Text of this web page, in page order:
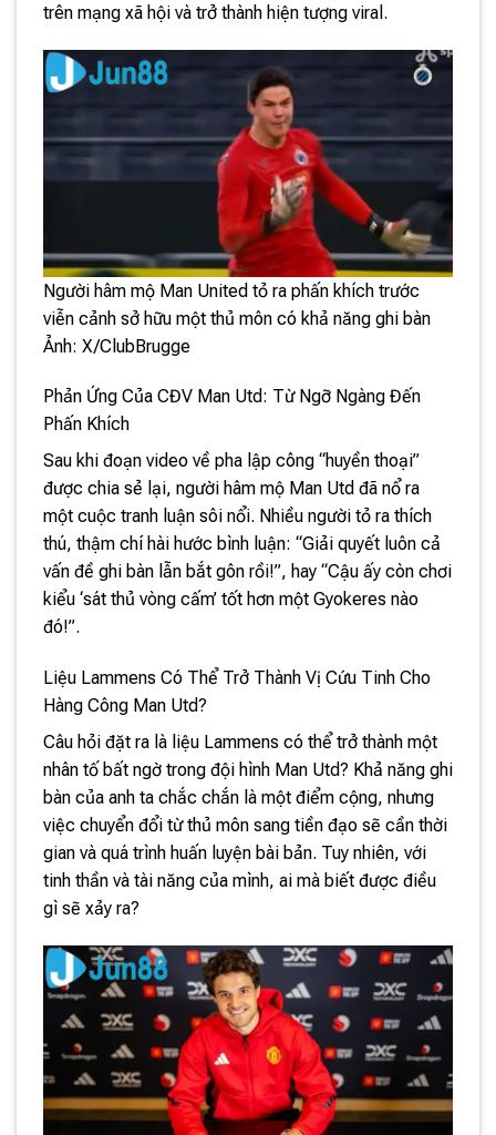
trên mạng xã hội và trở thành hiện tượng viral.
Người hâm mộ Man United tỏ ra phấn khích trước
viễn cảnh sở hữu một thủ môn có khả năng ghi bàn
Ảnh: X/ClubBrugge
Phản Ứng Của CĐV Man Utd: Từ Ngỡ Ngàng Đến
Phấn Khích
Sau khi đoạn video về pha lập công “huyền thoại”
được chia sẻ lại, người hâm mộ Man Utd đã nổ ra
một cuộc tranh luận sôi nổi. Nhiều người tỏ ra thích
thú, thậm chí hài hước bình luận: “Giải quyết luôn cả
vấn đề ghi bàn lẫn bắt gôn rồi!”, hay “Cậu ấy còn chơi
kiểu ‘sát thủ vòng cấm’ tốt hơn một Gyokeres nào
đó!”.
Liệu Lammens Có Thể Trở Thành Vị Cứu Tinh Cho
Hàng Công Man Utd?
Câu hỏi đặt ra là liệu Lammens có thể trở thành một
nhân tố bất ngờ trong đội hình Man Utd? Khả năng ghi
bàn của anh ta chắc chắn là một điểm cộng, nhưng
việc chuyển đổi từ thủ môn sang tiền đạo sẽ cần thời
gian và quá trình huấn luyện bài bản. Tuy nhiên, với
tinh thần và tài năng của mình, ai mà biết được điều
gì sẽ xảy ra?